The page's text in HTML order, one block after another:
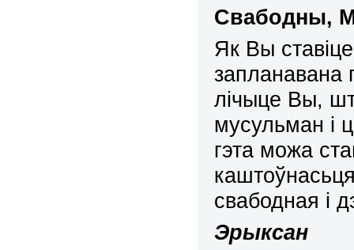
Свабодны,
Як Вы
запланавана
лічыце Вы,
мусульман і
гэта можа
свабодная і
Эрыксан